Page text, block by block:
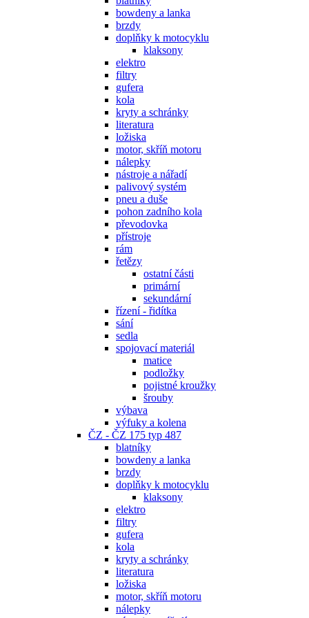
bowdeny a lanka
brzdy
doplňky k motocyklu
klaksony
elektro
filtry
gufera
kola
kryty a schránky
literatura
ložiska
motor, skříň motoru
nálepky
nástroje a nářadí
palivový systém
pneu a duše
pohon zadního kola
převodovka
přístroje
rám
řetězy
ostatní části
primární
sekundární
řízení - řidítka
sání
sedla
spojovací materiál
matice
podložky
pojistné kroužky
šrouby
výbava
výfuky a kolena
ČZ - ČZ 175 typ 487
blatníky
bowdeny a lanka
brzdy
doplňky k motocyklu
klaksony
elektro
filtry
gufera
kola
kryty a schránky
literatura
ložiska
motor, skříň motoru
nálepky